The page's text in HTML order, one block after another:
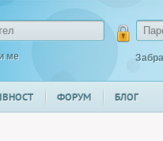
ме
ФОРУМ БЛОГ